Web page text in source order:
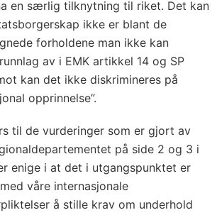
en særlig tilknytning til riket. Det kan
ikke er blant de
forholdene man ikke kan
av i EMK artikkel 14 og SP
kan det ikke diskrimineres på
opprinnelse”.
til de vurderinger som er gjort av
på side 2 og 3 i
enige i at det i utgangspunktet er
våre internasjonale
å stille krav om underhold